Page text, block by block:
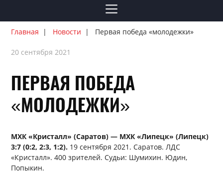
Главная Новости Первая победа «молодежки»
20 сентября 2021
ПЕРВАЯ ПОБЕДА
«МОЛОДЕЖКИ»
МХК «Кристалл» (Саратов) — МХК «Липецк» (Липецк)
3:7 (0:2, 2:3, 1:2). 19 сентября 2021. Саратов. ЛДС
«Кристалл». 400 зрителей. Судьи: Шумихин. Юдин,
Попыкин.